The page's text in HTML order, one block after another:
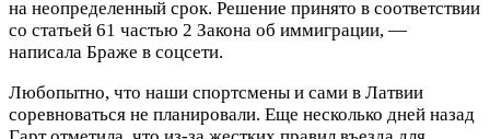
на неопределенный срок. Решение принято в соответствии
со статьей 61 частью 2 Закона об иммиграции, —
написала Браже в соцсети.
Любопытно, что наши спортсмены и сами в Латвии
соревноваться не планировали. Еще несколько дней назад